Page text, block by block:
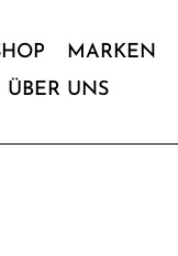
MARKEN
ÜBER UNS